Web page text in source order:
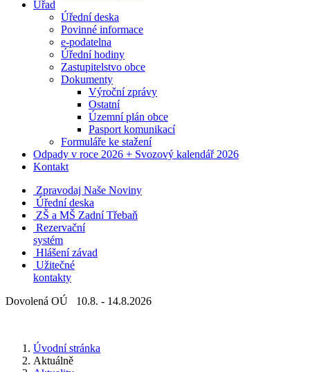
Úřad
Úřední deska
Povinné informace
e-podatelna
Úřední hodiny
Zastupitelstvo obce
Dokumenty
Výroční zprávy
Ostatní
Územní plán obce
Pasport komunikací
Formuláře ke stažení
Odpady v roce 2026 + Svozový kalendář 2026
Kontakt
Zpravodaj Naše Noviny
Úřední deska
ZŠ a MŠ Zadní Třebaň
Rezervační
systém
Hlášení závad
Užitečné
kontakty
Dovolená OÚ 10.8. - 14.8.2026
Úvodní stránka
Aktuálně